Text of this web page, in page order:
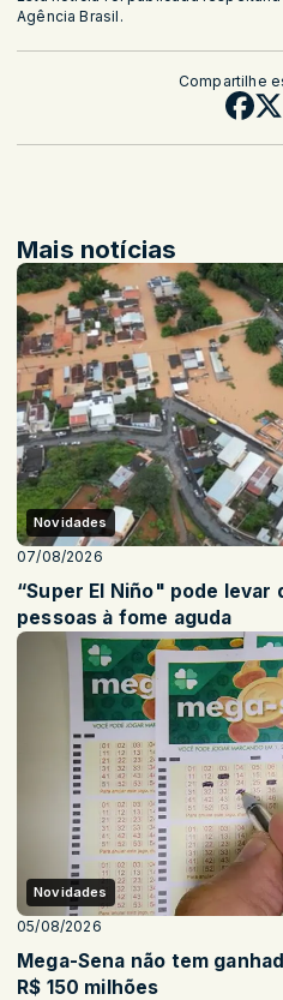
Agência Brasil.
Compartilhe
Mais notícias
Novidades
07/08/2026
“Super El Niño" pode levar
pessoas à fome aguda
Novidades
05/08/2026
Mega-Sena não tem
R$ 150 milhões